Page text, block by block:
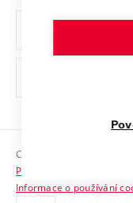
Ochrana osobních
Sociální bezpečí
HR Award
Copyright © 2026 VUT
Prohlášení o přístupnosti
Informace o používání